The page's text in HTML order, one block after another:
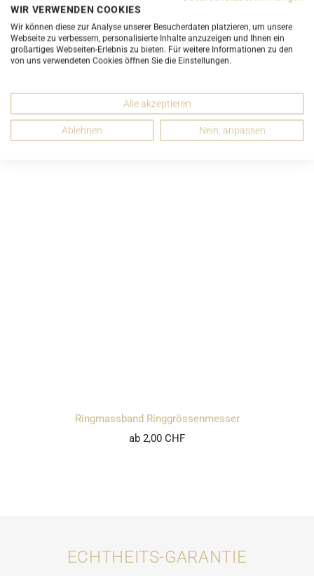
EMPFEHLEN
Passende Artikel
Ringmassband Ringgrössenmesser
ab 2,00 CHF
ECHTHEITS-GARANTIE
WIR VERWENDEN COOKIES
Wir können diese zur Analyse unserer Besucherdaten platzieren, um unsere
Webseite zu verbessern, personalisierte Inhalte anzuzeigen und Ihnen ein
großartiges Webseiten-Erlebnis zu bieten. Für weitere Informationen zu den
von uns verwendeten Cookies öffnen Sie die Einstellungen.
Alle akzeptieren
Ablehnen Nein, anpassen